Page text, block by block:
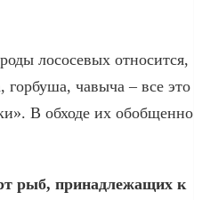
лососевых относится,
горбуша, чавыча – все это
В обходе их обобщенно
рыб, принадлежащих к